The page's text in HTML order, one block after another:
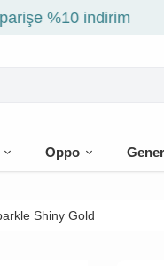
%10 indirim
Oppo
Shiny Gold